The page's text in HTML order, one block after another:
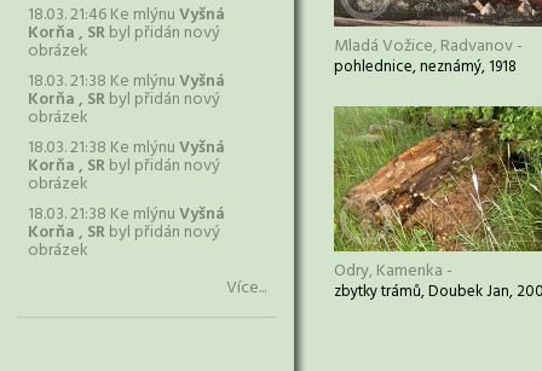
18.03. 21:46 Ke mlýnuVyšná
Korňa , SRbyl přidán nový
obrázek
18.03. 21:38 Ke mlýnuVyšná
Korňa , SRbyl přidán nový
obrázek
18.03. 21:38 Ke mlýnuVyšná
Korňa , SRbyl přidán nový
obrázek
18.03. 21:38 Ke mlýnuVyšná
Korňa , SRbyl přidán nový
obrázek
Více...
Mladá Vožice, Radvanov -
pohlednice, neznámý, 1918
Odry, Kamenka -
zbytky trámů, Doubek Jan,